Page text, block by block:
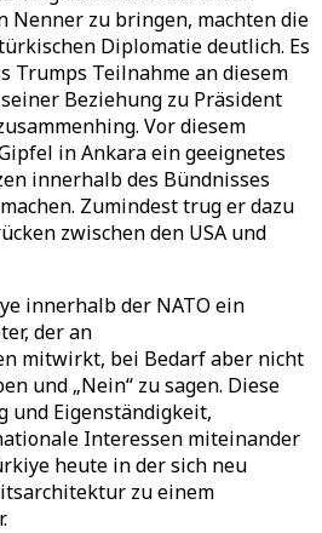
Nenner zu bringen, machten die
Diplomatie deutlich. Es
Trumps Teilnahme an diesem
Beziehung zu Präsident
Vor diesem
in Ankara ein geeignetes
innerhalb des Bündnisses
Zumindest trug er dazu
zwischen den USA und
innerhalb der NATO ein
der an
mitwirkt, bei Bedarf aber nicht
und „Nein“ zu sagen. Diese
und Eigenständigkeit,
Interessen miteinander
heute in der sich neu
zu einem